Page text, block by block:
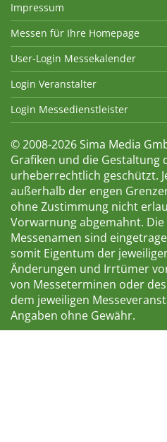
Impressum
Messen für Ihre Homepage
User-Login Messekalender
Login Veranstalter
Login Messedienstleister
© 2008-2026 Sima Media
Grafiken und die Gestaltung
urheberrechtlich geschützt.
außerhalb der engen
ohne Zustimmung nicht
Vorwarnung abgemahnt.
Messenamen sind
somit Eigentum der
Änderungen und Irrtümer
von Messeterminen oder
dem jeweiligen
Angaben ohne Gewähr.